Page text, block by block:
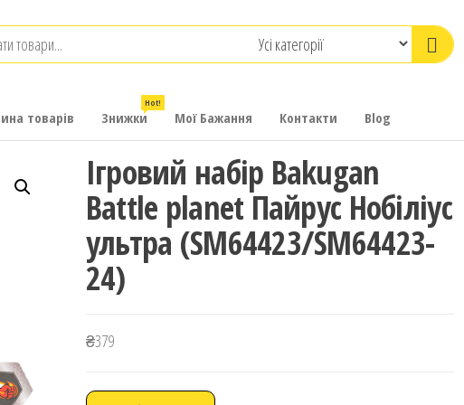
товарів Знижки
Hot!
Мої Бажання Контакти Blog
Ігровий набір Bakugan
Battle planet Пайрус Нобіліус
ультра (SM64423/SM64423-
24)
₴379